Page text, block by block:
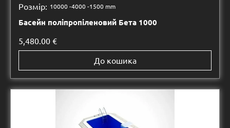
Розмір: 10000 -4000 -1500 mm
Басейн поліпропіленовий Бета 1000
5,480.00 €
До кошика